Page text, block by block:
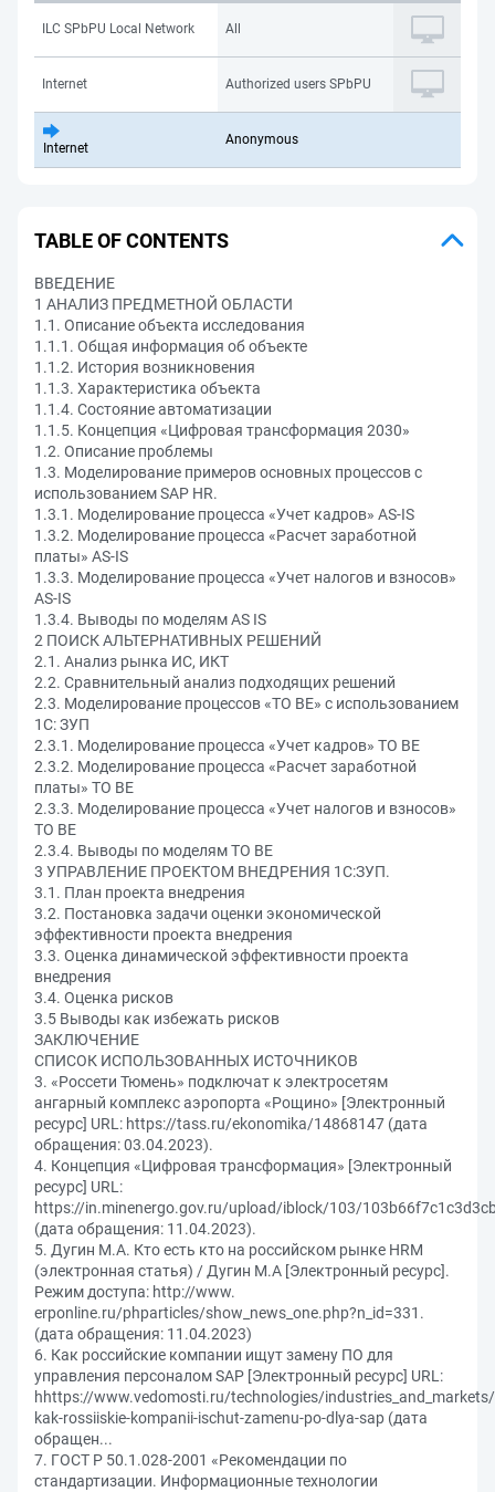
ILC SPbPU Local Network All
Internet Authorized users SPbPU
Internet
Anonymous
TABLE OF CONTENTS
ВВЕДЕНИЕ
1 АНАЛИЗ ПРЕДМЕТНОЙ ОБЛАСТИ
1.1. Описание объекта исследования
1.1.1. Общая информация об объекте
1.1.2. История возникновения
1.1.3. Характеристика объекта
1.1.4. Состояние автоматизации
1.1.5. Концепция «Цифровая трансформация 2030»
1.2. Описание проблемы
1.3. Моделирование примеров основных процессов с
использованием SAP HR.
1.3.1. Моделирование процесса «Учет кадров» AS-IS
1.3.2. Моделирование процесса «Расчет заработной
платы» AS-IS
1.3.3. Моделирование процесса «Учет налогов и взносов»
AS-IS
1.3.4. Выводы по моделям AS IS
2 ПОИСК АЛЬТЕРНАТИВНЫХ РЕШЕНИЙ
2.1. Анализ рынка ИС, ИКТ
2.2. Сравнительный анализ подходящих решений
2.3. Моделирование процессов «TO BE» с использованием
1С: ЗУП
2.3.1. Моделирование процесса «Учет кадров» TO BE
2.3.2. Моделирование процесса «Расчет заработной
платы» TO BE
2.3.3. Моделирование процесса «Учет налогов и взносов»
TO BE
2.3.4. Выводы по моделям TO BE
3 УПРАВЛЕНИЕ ПРОЕКТОМ ВНЕДРЕНИЯ 1С:ЗУП.
3.1. План проекта внедрения
3.2. Постановка задачи оценки экономической
эффективности проекта внедрения
3.3. Оценка динамической эффективности проекта
внедрения
3.4. Оценка рисков
3.5 Выводы как избежать рисков
ЗАКЛЮЧЕНИЕ
СПИСОК ИСПОЛЬЗОВАННЫХ ИСТОЧНИКОВ
3. «Россети Тюмень» подключат к электросетям
ангарный комплекс аэропорта «Рощино» [Электронный
ресурс] URL: https://tass.ru/ekonomika/14868147 (дата
обращения: 03.04.2023).
4. Концепция «Цифровая трансформация» [Электронный
ресурс] URL:
https://in.minenergo.gov.ru/upload/iblock/103/
(дата обращения: 11.04.2023).
5. Дугин М.А. Кто есть кто на российском рынке HRM
(электронная статья) / Дугин М.А [Электронный ресурс].
Режим доступа: http://www.
erponline.ru/phparticles/show_news_one.php?n_id=331.
(дата обращения: 11.04.2023)
6. Как российские компании ищут замену ПО для
управления персоналом SAP [Электронный ресурс] URL:
hhttps://www.vedomosti.ru/technologies/
kak-rossiiskie-kompanii-ischut-zamenu-po-dlya-sap (дата
обращен...
7. ГОСТ Р 50.1.028-2001 «Рекомендации по
стандартизации. Информационные технологии